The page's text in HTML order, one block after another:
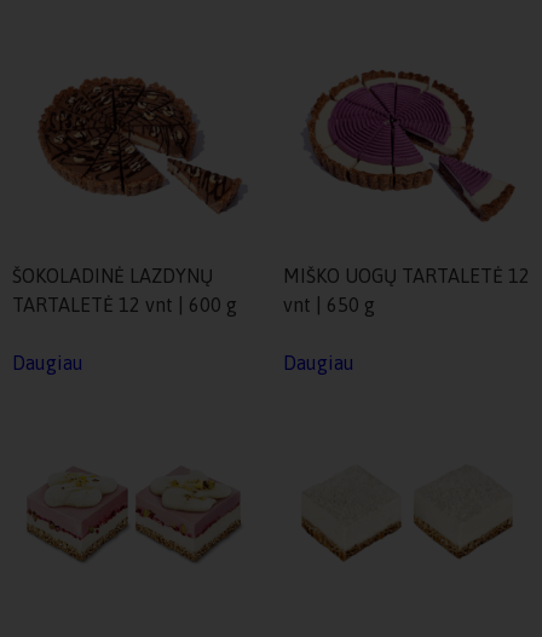
ŠOKOLADINĖ LAZDYNŲ
TARTALETĖ 12 vnt | 600 g
Daugiau
MIŠKO UOGŲ TARTALETĖ 12
vnt | 650 g
Daugiau